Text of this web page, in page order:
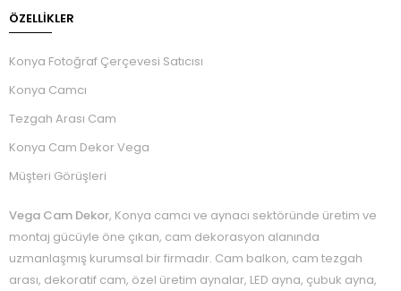
ÖZELLIKLER
Konya Fotoğraf Çerçevesi Satıcısı
Konya Camcı
Tezgah Arası Cam
Konya Cam Dekor Vega
Müşteri Görüşleri
Vega Cam Dekor, Konya camcı ve aynacı sektöründe üretim ve
montaj gücüyle öne çıkan, cam dekorasyon alanında
uzmanlaşmış kurumsal bir firmadır. Cam balkon, cam tezgah
arası, dekoratif cam, özel üretim aynalar, LED ayna, çubuk ayna,